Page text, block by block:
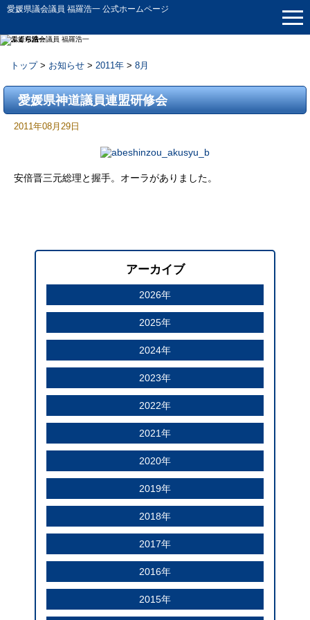
愛媛県議会議員 福羅浩一 公式ホームページ
トップ> お知らせ > 2011年 > 8月
愛媛県神道議員連盟研修会
2011年08月29日
安倍晋三元総理と握手。オーラがありました。
アーカイブ
2026年
2025年
2024年
2023年
2022年
2021年
2020年
2019年
2018年
2017年
2016年
2015年